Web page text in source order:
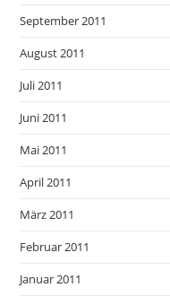
September 2011
August 2011
Juli 2011
Juni 2011
Mai 2011
April 2011
März 2011
Februar 2011
Januar 2011